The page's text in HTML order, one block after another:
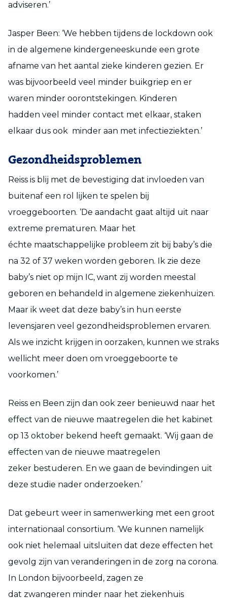
adviseren.’
Jasper Been: ‘We hebben tijdens de lockdown ook
in de algemene kindergeneeskunde een grote
afname van het aantal zieke kinderen gezien. Er
was bijvoorbeeld veel minder buikgriep en er
waren minder oorontstekingen. Kinderen
hadden veel minder contact met elkaar, staken
elkaar dus ook minder aan met infectieziekten.’
Gezondheidsproblemen
Reiss is blij met de bevestiging dat invloeden van
buitenaf een rol lijken te spelen bij
vroeggeboorten. ‘De aandacht gaat altijd uit naar
extreme prematuren. Maar het
échte maatschappelijke probleem zit bij baby’s die
na 32 of 37 weken worden geboren. Ik zie deze
baby’s niet op mijn IC, want zij worden meestal
geboren en behandeld in algemene ziekenhuizen.
Maar ik weet dat deze baby’s in hun eerste
levensjaren veel gezondheidsproblemen ervaren.
Als we inzicht krijgen in oorzaken, kunnen we straks
wellicht meer doen om vroeggeboorte te
voorkomen.’
Reiss en Been zijn dan ook zeer benieuwd naar het
effect van de nieuwe maatregelen die het kabinet
op 13 oktober bekend heeft gemaakt. ‘Wij gaan de
effecten van de nieuwe maatregelen
zeker bestuderen. En we gaan de bevindingen uit
deze studie nader onderzoeken.’
Dat gebeurt weer in samenwerking met een groot
internationaal consortium. ‘We kunnen namelijk
ook niet helemaal uitsluiten dat deze effecten het
gevolg zijn van veranderingen in de zorg na corona.
In London bijvoorbeeld, zagen ze
dat zwangeren minder naar het ziekenhuis